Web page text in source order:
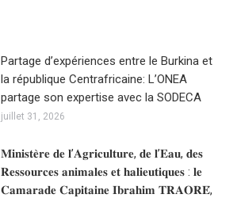
Partage d’expériences entre le Burkina et
la république Centrafricaine: L’ONEA
partage son expertise avec la SODECA
juillet 31, 2026
𝐌𝐢𝐧𝐢𝐬𝐭𝐞̀𝐫𝐞 𝐝𝐞 𝐥’𝐀𝐠𝐫𝐢𝐜𝐮𝐥𝐭𝐮𝐫𝐞, 𝐝𝐞 𝐥’𝐄𝐚𝐮, 𝐝𝐞𝐬
𝐑𝐞𝐬𝐬𝐨𝐮𝐫𝐜𝐞𝐬 𝐚𝐧𝐢𝐦𝐚𝐥𝐞𝐬 𝐞𝐭 𝐡𝐚𝐥𝐢𝐞𝐮𝐭𝐢𝐪𝐮𝐞𝐬 : 𝐥𝐞
𝐂𝐚𝐦𝐚𝐫𝐚𝐝𝐞 𝐂𝐚𝐩𝐢𝐭𝐚𝐢𝐧𝐞 𝐈𝐛𝐫𝐚𝐡𝐢𝐦 𝐓𝐑𝐀𝐎𝐑𝐄́,